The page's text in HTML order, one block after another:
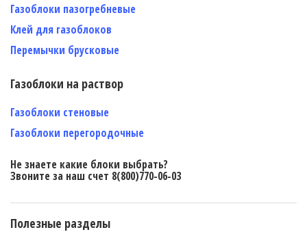
Газоблоки пазогребневые
Клей для газоблоков
Перемычки брусковые
Газоблоки на раствор
Газоблоки стеновые
Газоблоки перегородочные
Не знаете какие блоки выбрать?
Звоните за наш счет 8(800)770-06-03
Полезные разделы